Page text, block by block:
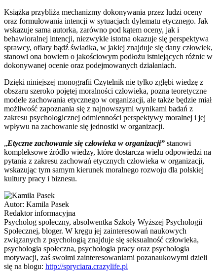
Książka przybliża mechanizmy dokonywania przez ludzi oceny
oraz formułowania intencji w sytuacjach dylematu etycznego. Jak
wskazuje sama autorka, zarówno pod kątem oceny, jak i
behawioralnej intencji, niezwykle istotna okazuje się perspektywa
sprawcy, ofiary bądź świadka, w jakiej znajduje się dany człowiek,
stanowi ona bowiem o jakościowym podłożu istniejących różnic w
dokonywanej ocenie oraz podejmowanych działaniach.
Dzięki niniejszej monografii Czytelnik nie tylko zgłębi wiedzę z
obszaru szeroko pojętej moralności człowieka, pozna teoretyczne
modele zachowania etycznego w organizacji, ale także będzie miał
możliwość zapoznania się z najnowszymi wynikami badań z
zakresu psychologicznej odmienności perspektywy moralnej i jej
wpływu na zachowanie się jednostki w organizacji.
„Etyczne zachowanie się człowieka w organizacji” stanowi
kompleksowe źródło wiedzy, które dostarcza wielu odpowiedzi na
pytania z zakresu zachowań etycznych człowieka w organizacji,
wskazując tym samym kierunek moralnego rozwoju dla polskiej
kultury pracy i biznesu.
Autor: Kamila Pasek
Redaktor informacyjna
Psycholog społeczny, absolwentka Szkoły Wyższej Psychologii
Społecznej, bloger. W kręgu jej zainteresowań naukowych
związanych z psychologią znajduje się seksualność człowieka,
psychologia społeczna, psychologia pracy oraz psychologia
motywacji, zaś swoimi zainteresowaniami pozanaukowymi dzieli
się na blogu: http://spryciara.crazylife.pl